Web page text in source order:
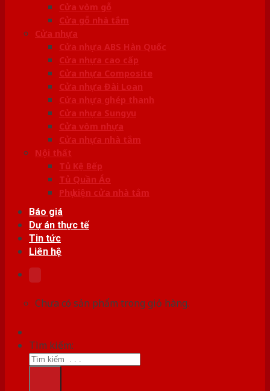
Cửa vòm gỗ
Cửa gỗ nhà tắm
Cửa nhựa
Cửa nhựa ABS Hàn Quốc
Cửa nhựa cao cấp
Cửa nhựa Composite
Cửa nhựa Đài Loan
Cửa nhựa ghép thanh
Cửa nhựa Sungyu
Cửa vòm nhựa
Cửa nhựa nhà tắm
Nội thất
Tủ Kệ Bếp
Tủ Quần Áo
Phụ kiện cửa nhà tắm
Báo giá
Dự án thực tế
Tin tức
Liên hệ
Chưa có sản phẩm trong giỏ hàng.
Tìm kiếm: